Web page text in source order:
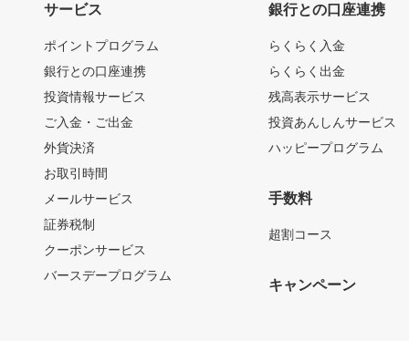
サービス
ポイントプログラム
銀行との口座連携
投資情報サービス
ご入金・ご出金
外貨決済
お取引時間
メールサービス
証券税制
クーポンサービス
バースデープログラム
銀行との口座連携
らくらく入金
らくらく出金
残高表示サービス
投資あんしんサービス
ハッピープログラム
手数料
超割コース
キャンペーン